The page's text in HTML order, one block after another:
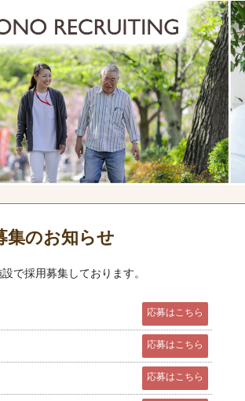
集のお知らせ
で採用募集しております。
応募はこちら
応募はこちら
応募はこちら